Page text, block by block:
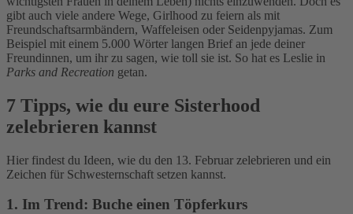
gibt auch viele andere Wege, Girlhood zu feiern als mit
Freundschaftsarmbändern, Waffeleisen oder Seidenpyjamas. Zum
Beispiel mit einem 5.000 Wörter langen Brief an jede deiner
Freundinnen, um ihr zu sagen, wie toll sie ist. So hat es Leslie in
Parks and Recreation getan.
7 Tipps, wie du eure Sisterhood
zelebrieren kannst
Hier findest du Ideen, wie du den 13. Februar zelebrieren und ein
Zeichen für Schwesternschaft setzen kannst.
1. Im Trend: Buche einen Töpferkurs